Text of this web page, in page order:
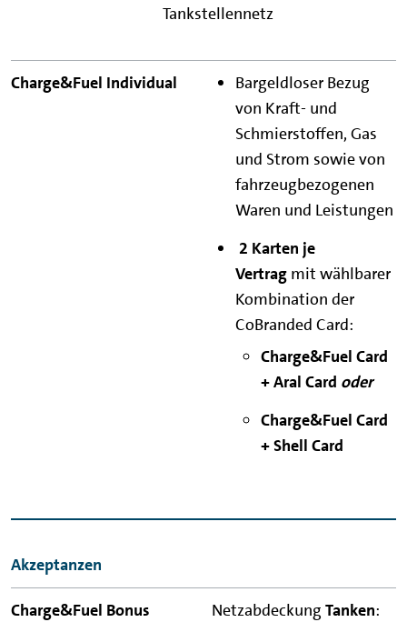
Tankstellennetz
Bargeldloser Bezug
von Kraft- und
Schmierstoffen, Gas
und Strom sowie von
fahrzeugbezogenen
Waren und Leistungen
2 Karten je
Vertrag mit wählbarer
Kombination der
CoBranded Card:
Charge&Fuel Card
+ Aral Card oder
Charge&Fuel Card
+ Shell Card
Akzeptanzen
Netzabdeckung Tanken: